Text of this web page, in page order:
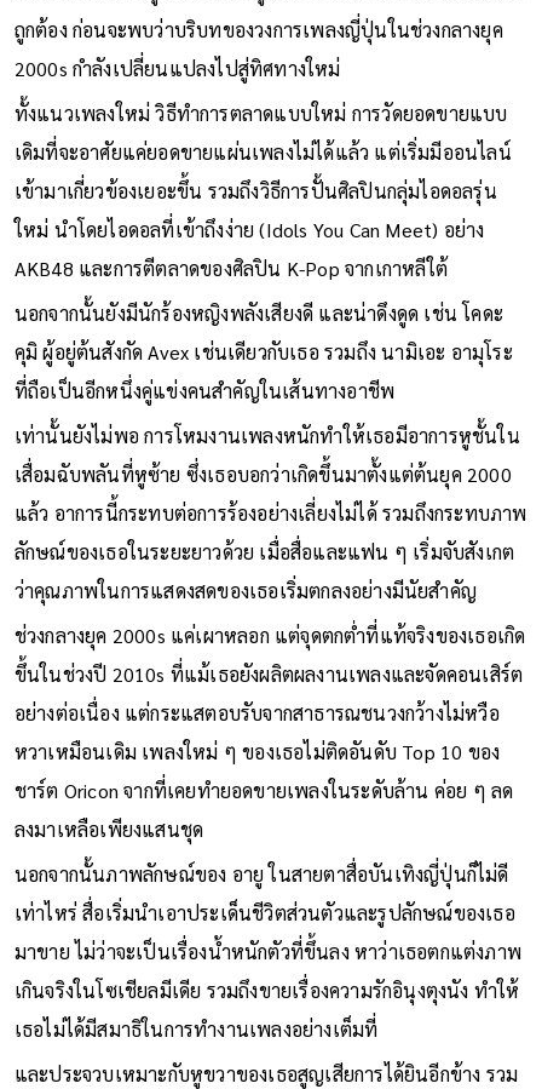
และความกดดันของค่ายจะตกมาอยู่ที่ อายู ด้วยว่าจะต้องผลิตผล
งานชั้นดีออกมาอยู่เสมอ เพื่อพิสูจน์ว่าการตัดสินใจของเธอคือสิ่งที่
ถูกต้อง ก่อนจะพบว่าบริบทของวงการเพลงญี่ปุ่นในช่วงกลางยุค
2000s กำลังเปลี่ยนแปลงไปสู่ทิศทางใหม่
ทั้งแนวเพลงใหม่ วิธีทำการตลาดแบบใหม่ การวัดยอดขายแบบ
เดิมที่จะอาศัยแค่ยอดขายแผ่นเพลงไม่ได้แล้ว แต่เริ่มมีออนไลน์
เข้ามาเกี่ยวข้องเยอะขึ้น รวมถึงวิธีการปั้นศิลปินกลุ่มไอดอลรุ่น
ใหม่ นำโดยไอดอลที่เข้าถึงง่าย (Idols You Can Meet) อย่าง
AKB48 และการตีตลาดของศิลปิน K-Pop จากเกาหลีใต้
นอกจากนั้นยังมีนักร้องหญิงพลังเสียงดี และน่าดึงดูด เช่น โคดะ
คุมิ ผู้อยู่ต้นสังกัด Avex เช่นเดียวกับเธอ รวมถึง นามิเอะ อามุโระ
ที่ถือเป็นอีกหนึ่งคู่แข่งคนสำคัญในเส้นทางอาชีพ
เท่านั้นยังไม่พอ การโหมงานเพลงหนักทำให้เธอมีอาการหูชั้นใน
เสื่อมฉับพลันที่หูซ้าย ซึ่งเธอบอกว่าเกิดขึ้นมาตั้งแต่ต้นยุค 2000
แล้ว อาการนี้กระทบต่อการร้องอย่างเลี่ยงไม่ได้ รวมถึงกระทบภาพ
ลักษณ์ของเธอในระยะยาวด้วย เมื่อสื่อและแฟน ๆ เริ่มจับสังเกต
ว่าคุณภาพในการแสดงสดของเธอเริ่มตกลงอย่างมีนัยสำคัญ
ช่วงกลางยุค 2000s แค่เผาหลอก แต่จุดตกต่ำที่แท้จริงของเธอเกิด
ขึ้นในช่วงปี 2010s ที่แม้เธอยังผลิตผลงานเพลงและจัดคอนเสิร์ต
อย่างต่อเนื่อง แต่กระแสตอบรับจากสาธารณชนวงกว้างไม่หวือ
หวาเหมือนเดิม เพลงใหม่ ๆ ของเธอไม่ติดอันดับ Top 10 ของ
ชาร์ต Oricon จากที่เคยทำยอดขายเพลงในระดับล้าน ค่อย ๆ ลด
ลงมาเหลือเพียงแสนชุด
นอกจากนั้นภาพลักษณ์ของ อายู ในสายตาสื่อบันเทิงญี่ปุ่นก็ไม่ดี
เท่าไหร่ สื่อเริ่มนำเอาประเด็นชีวิตส่วนตัวและรูปลักษณ์ของเธอ
มาขาย ไม่ว่าจะเป็นเรื่องน้ำหนักตัวที่ขึ้นลง หาว่าเธอตกแต่งภาพ